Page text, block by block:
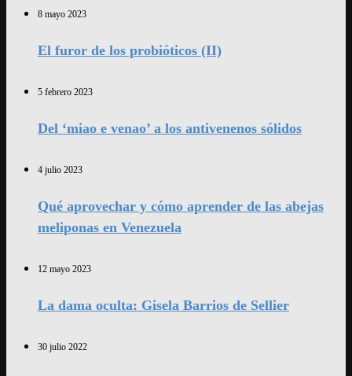
8 mayo 2023
El furor de los probióticos (II)
5 febrero 2023
Del ‘miao e venao’ a los antivenenos sólidos
4 julio 2023
Qué aprovechar y cómo aprender de las abejas
meliponas en Venezuela
12 mayo 2023
La dama oculta: Gisela Barrios de Sellier
30 julio 2022